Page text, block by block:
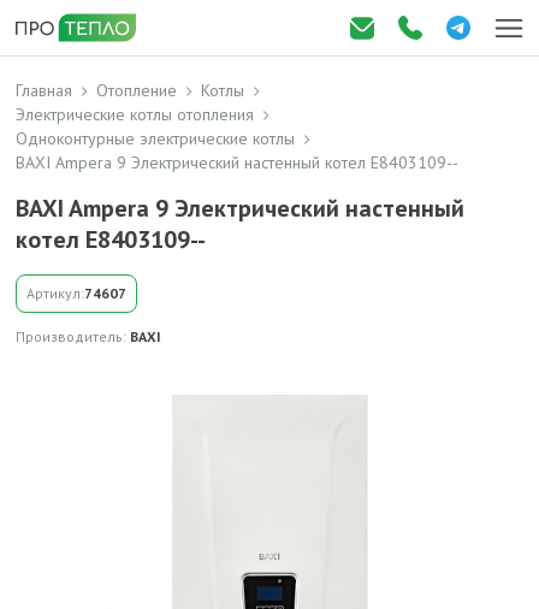
Главная Отопление
Котлы
Электрические котлы отопления
Одноконтурные электрические котлы
BAXI Ampera 9 Электрический настенный котел E8403109--
BAXI Ampera 9 Электрический настенный
котел E8403109--
Артикул:74607
Производитель: BAXI